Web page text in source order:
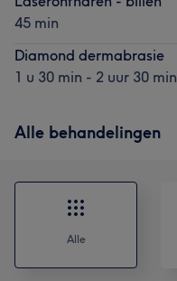
45 min
Diamond dermabrasie
1 u 30 min - 2 uur 30 min
Alle behandelingen
Alle